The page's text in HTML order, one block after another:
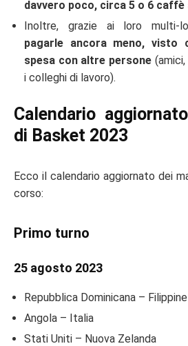
davvero poco, circa 5 o 6 caffè
Inoltre, grazie ai loro multi-
pagarle ancora meno, visto
spesa con altre persone
i colleghi di lavoro).
Calendario
di Basket 2023
Ecco il calendario aggiornato dei
corso:
Primo turno
25 agosto 2023
Repubblica Dominicana – Filippine
Angola – Italia
Stati Uniti – Nuova Zelanda